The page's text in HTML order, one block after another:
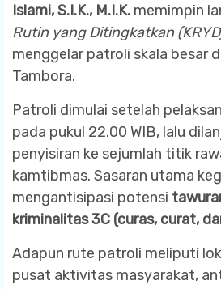
Islami, S.I.K., M.I.K. memimpin
Rutin yang Ditingkatkan
menggelar patroli skala besar
Tambora.
Patroli dimulai setelah
pada pukul 22.00 WIB, lalu
penyisiran ke sejumlah titik
kamtibmas. Sasaran utama
mengantisipasi potensi
kriminalitas 3C (curas, curat,
Adapun rute patroli meliputi
pusat aktivitas masyarakat,